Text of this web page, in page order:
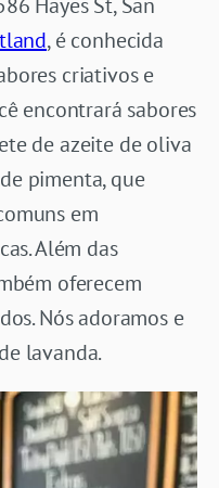
, é conhecida
criativos e
encontrará sabores
de azeite de oliva
pimenta, que
em
Além das
oferecem
Nós adoramos e
lavanda.